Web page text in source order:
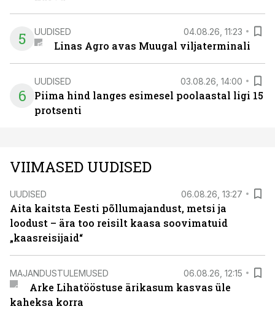
5 UUDISED 04.08.26, 11:23
Linas Agro avas Muugal viljaterminali
6
UUDISED 03.08.26, 14:00
Piima hind langes esimesel poolaastal ligi 15
protsenti
VIIMASED UUDISED
UUDISED 06.08.26, 13:27
Aita kaitsta Eesti põllumajandust, metsi ja
loodust – ära too reisilt kaasa soovimatuid
„kaasreisijaid“
MAJANDUSTULEMUSED 06.08.26, 12:15
Arke Lihatööstuse ärikasum kasvas üle
kaheksa korra